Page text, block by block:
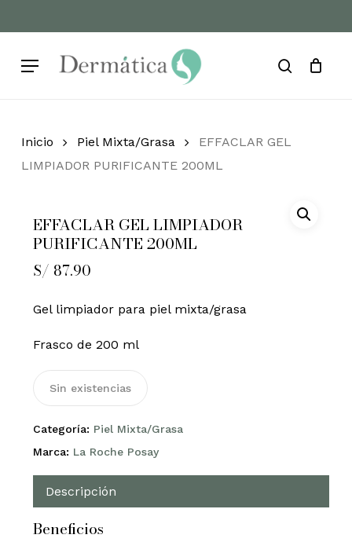
to
content
Menu search
Cart Close
Inicio Piel Mixta/Grasa
EFFACLAR GEL
LIMPIADOR PURIFICANTE 200ML
EFFACLAR GEL LIMPIADOR
PURIFICANTE 200ML
S/ 87.90
Gel limpiador para piel mixta/grasa
Frasco de 200 ml
Sin existencias
Categoría: Piel Mixta/Grasa
Marca: La Roche Posay
Descripción
Beneficios